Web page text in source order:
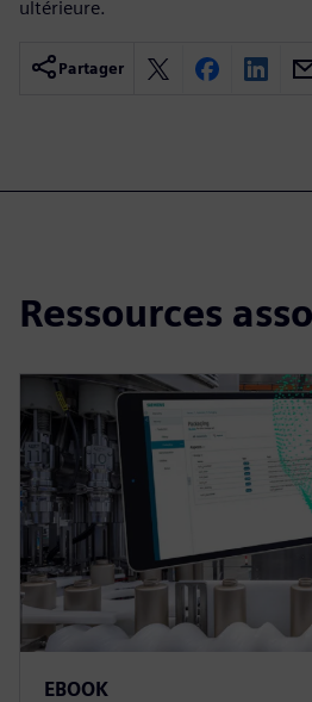
ultérieure.
Partager
Ressources
EBOOK